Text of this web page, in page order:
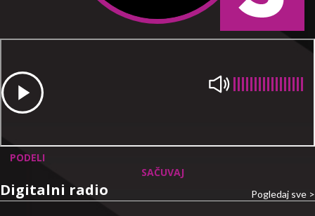
PODELI
SAČUVAJ
Digitalni radio Pogledaj sve >